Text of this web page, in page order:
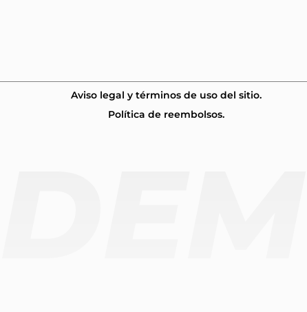
Aviso legal y términos de uso del sitio.
Política de reembolsos.